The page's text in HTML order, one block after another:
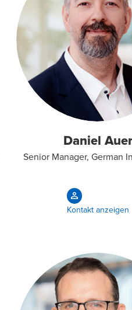
Daniel Auer
Senior Manager, German
Kontakt anzeigen